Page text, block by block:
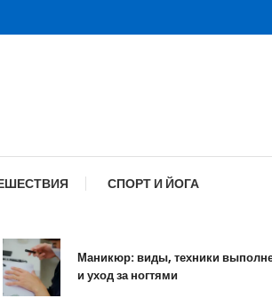
СПОРТ И ЙОГА
Маникюр: виды, техники выполнения
и уход за ногтями